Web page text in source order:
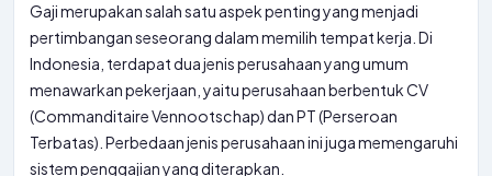
Gaji merupakan salah satu aspek penting yang menjadi
pertimbangan seseorang dalam memilih tempat kerja. Di
Indonesia, terdapat dua jenis perusahaan yang umum
menawarkan pekerjaan, yaitu perusahaan berbentuk CV
(Commanditaire Vennootschap) dan PT (Perseroan
Terbatas). Perbedaan jenis perusahaan ini juga memengaruhi
sistem penggajian yang diterapkan.